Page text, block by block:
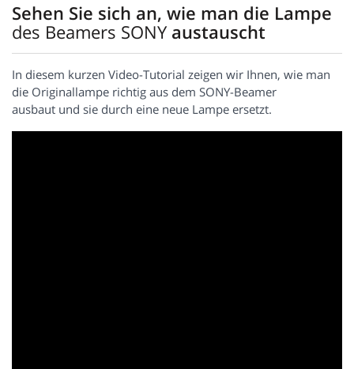
Sehen Sie sich an, wie man die Lampe
des Beamers SONY austauscht
In diesem kurzen Video-Tutorial zeigen wir Ihnen, wie man
die Originallampe richtig aus dem SONY-Beamer
ausbaut und sie durch eine neue Lampe ersetzt.